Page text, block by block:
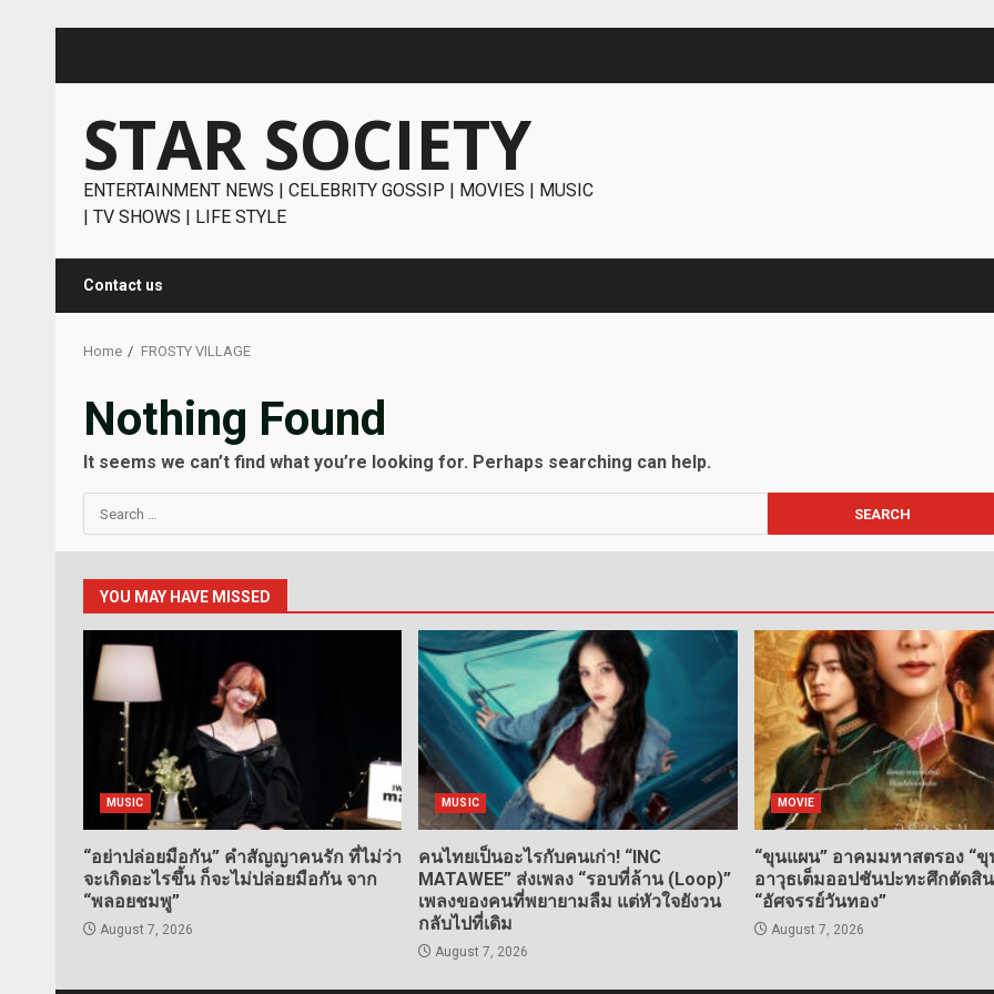
STAR SOCIETY
ENTERTAINMENT NEWS | CELEBRITY GOSSIP | MOVIES | MUSIC
| TV SHOWS | LIFE STYLE
Contact us
Home FROSTY VILLAGE
Nothing Found
It seems we can’t find what you’re looking for. Perhaps searching can help.
Search
for:
YOU MAY HAVE MISSED
MUSIC
“อย่าปล่อยมือกัน” คำสัญญาคนรัก ที่ไม่ว่า
จะเกิดอะไรขึ้น ก็จะไม่ปล่อยมือกัน จาก
“พลอยชมพู”
August 7, 2026
MUSIC
คนไทยเป็นอะไรกับคนเก่า! “INC
MATAWEE” ส่งเพลง “รอบที่ล้าน (Loop)”
เพลงของคนที่พยายามลืม แต่หัวใจยังวน
กลับไปที่เดิม
August 7, 2026
MOVIE
“ขุนแผน” อาคมมหาสตรอง “ขุ
อาวุธเต็มออปชันปะทะศึกตัดสิ
“อัศจรรย์วันทอง”
August 7, 2026